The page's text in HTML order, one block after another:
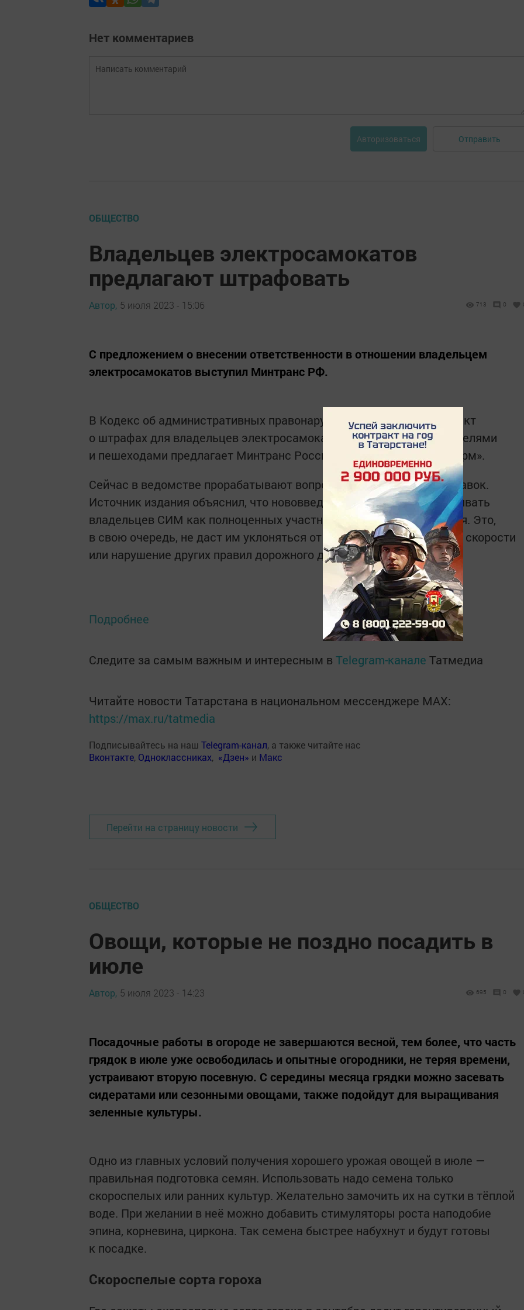
Нет комментариев
Авторизоваться Отправить
ОБЩЕСТВО
Владельцев электросамокатов
предлагают штрафовать
Автор, 5 июля 2023 - 15:06 713 0
С предложением о внесении ответственности в отношении владельцем
электросамокатов выступил Минтранс РФ.
В Кодекс об административных правонарушениях могут внести пункт
о штрафах для владельцев электросамокатов. Уравнять их с водителями
и пешеходами предлагает Минтранс России, передает «Татар-информ».
Сейчас в ведомстве прорабатывают вопрос о внесении таких поправок.
Источник издания объяснил, что нововведение позволит рассматривать
владельцев СИМ как полноценных участников дорожного движения. Это,
в свою очередь, не даст им уклоняться от штрафов за превышение скорости
или нарушение других правил дорожного движения.
Подробнее
Следите за самым важным и интересным в Telegram-канале Татмедиа
Читайте новости Татарстана в национальном мессенджере MАХ:
https://max.ru/tatmedia
Подписывайтесь на наш Telegram-канал, а также читайте нас
Вконтакте, Одноклассниках, «Дзен» и Макс
Перейти на страницу новости
ОБЩЕСТВО
Овощи, которые не поздно посадить в
июле
Автор, 5 июля 2023 - 14:23 695 0
Посадочные работы в огороде не завершаются весной, тем более, что часть
грядок в июле уже освободилась и опытные огородники, не теряя времени,
устраивают вторую посевную. С середины месяца грядки можно засевать
сидератами или сезонными овощами, также подойдут для выращивания
зеленные культуры.
Одно из главных условий получения хорошего урожая овощей в июле —
правильная подготовка семян. Использовать надо семена только
скороспелых или ранних культур. Желательно замочить их на сутки в тёплой
воде. При желании в неё можно добавить стимуляторы роста наподобие
эпина, корневина, циркона. Так семена быстрее набухнут и будут готовы
к посадке.
Скороспелые сорта гороха